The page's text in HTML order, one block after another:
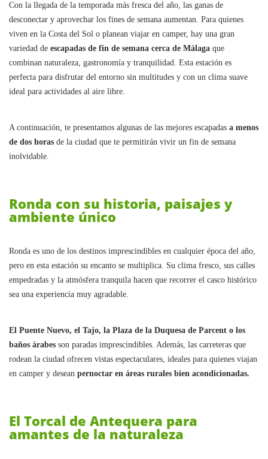
Con la llegada de la temporada más fresca del año, las ganas de
desconectar y aprovechar los fines de semana aumentan. Para quienes
viven en la Costa del Sol o planean viajar en camper, hay una gran
variedad de escapadas de fin de semana cerca de Málaga que
combinan naturaleza, gastronomía y tranquilidad. Esta estación es
perfecta para disfrutar del entorno sin multitudes y con un clima suave
ideal para actividades al aire libre.
A continuación, te presentamos algunas de las mejores escapadas a menos
de dos horas de la ciudad que te permitirán vivir un fin de semana
inolvidable.
Ronda con su historia, paisajes y
ambiente único
Ronda es uno de los destinos imprescindibles en cualquier época del año,
pero en esta estación su encanto se multiplica. Su clima fresco, sus calles
empedradas y la atmósfera tranquila hacen que recorrer el casco histórico
sea una experiencia muy agradable.
El Puente Nuevo, el Tajo, la Plaza de la Duquesa de Parcent o los
baños árabes son paradas imprescindibles. Además, las carreteras que
rodean la ciudad ofrecen vistas espectaculares, ideales para quienes viajan
en camper y desean pernoctar en áreas rurales bien acondicionadas.
El Torcal de Antequera para
amantes de la naturaleza